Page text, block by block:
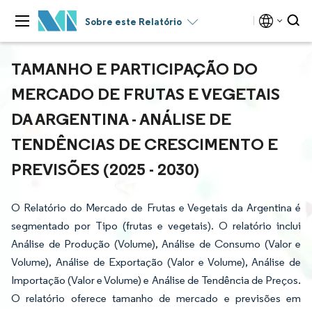
Sobre este Relatório
TAMANHO E PARTICIPAÇÃO DO
MERCADO DE FRUTAS E VEGETAIS
DA ARGENTINA - ANÁLISE DE
TENDÊNCIAS DE CRESCIMENTO E
PREVISÕES (2025 - 2030)
O Relatório do Mercado de Frutas e Vegetais da Argentina é
segmentado por Tipo (frutas e vegetais). O relatório inclui
Análise de Produção (Volume), Análise de Consumo (Valor e
Volume), Análise de Exportação (Valor e Volume), Análise de
Importação (Valor e Volume) e Análise de Tendência de Preços.
O relatório oferece tamanho de mercado e previsões em